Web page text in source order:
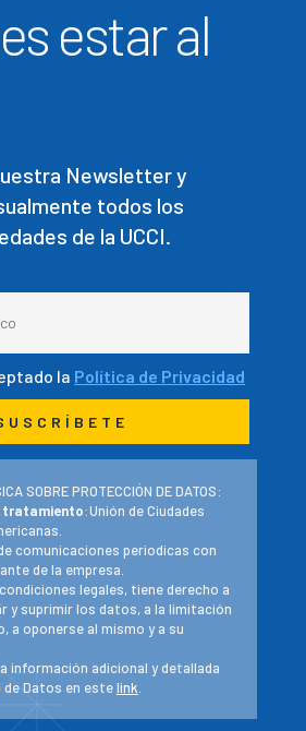
estar al
Newsletter y
todos los
de la UCCI.
la Política de Privacidad
SOBRE PROTECCIÓN DE DATOS:
tratamiento:Unión de Ciudades
comunicaciones periodicas con
de la empresa.
legales, tiene derecho a
y suprimir los datos, a la limitación
a oponerse al mismo y a su
información adicional y detallada
Datos en estelink